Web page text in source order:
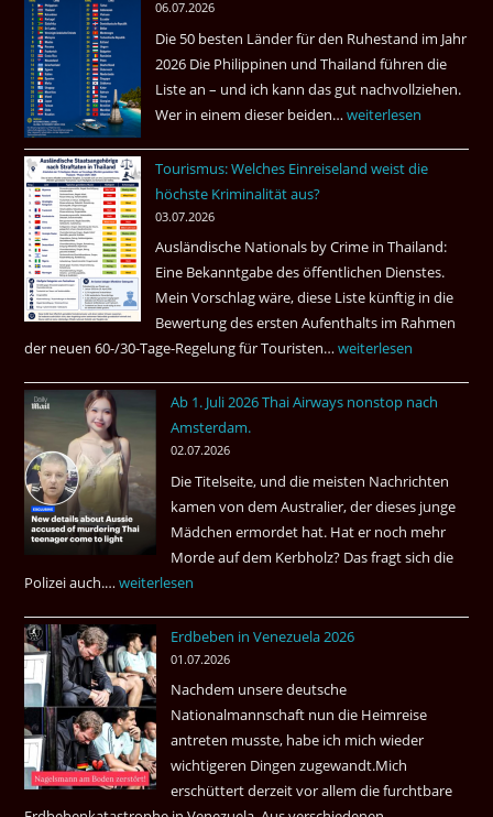
einem
Pub
Bangkok
06.07.2026
Die 50 besten Länder für den Ruhestand im Jahr
2026 Die Philippinen und Thailand führen die
Liste an – und ich kann das gut nachvollziehen.
Wer in einem dieser beiden…Asien
das
Gebiet
weiterlesen
Tourismus: Welches Einreiseland weist die
höchste Kriminalität aus?
03.07.2026
Ausländische Nationals by Crime in Thailand:
Eine Bekanntgabe des öffentlichen Dienstes.
Mein Vorschlag wäre, diese Liste künftig in die
Bewertung des ersten Aufenthalts im Rahmen
der neuen 60-/30-Tage-Regelung für Touristen…Tourismus:
Einreiseland
höchste
Kriminalität
aus?
weiterlesen
Ab 1. Juli 2026 Thai Airways nonstop nach
Amsterdam.
02.07.2026
Die Titelseite, und die meisten Nachrichten
kamen von dem Australier, der dieses junge
Mädchen ermordet hat. Hat er noch mehr
Morde auf dem Kerbholz? Das fragt sich die
Polizei auch.…Ab
Juli
2026
Thai
Airways
nonstop
nach
Amsterdam.
weiterlesen
Erdbeben in Venezuela 2026
01.07.2026
Nachdem unsere deutsche
Nationalmannschaft nun die Heimreise
antreten musste, habe ich mich wieder
wichtigeren Dingen zugewandt.Mich
erschüttert derzeit vor allem die furchtbare